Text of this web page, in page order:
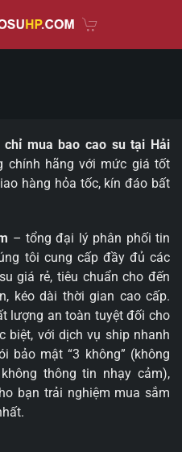
chỉ mua bao cao su tại Hải
chính hãng với mức giá tốt
hàng hỏa tốc, kín đáo bất
– tổng đại lý phân phối tin
tôi cung cấp đầy đủ các
giá rẻ, tiêu chuẩn cho đến
kéo dài thời gian cao cấp.
lượng an toàn tuyệt đối cho
biệt, với dịch vụ ship nhanh
bảo mật “3 không” (không
thông tin nhạy cảm),
bạn trải nghiệm mua sắm